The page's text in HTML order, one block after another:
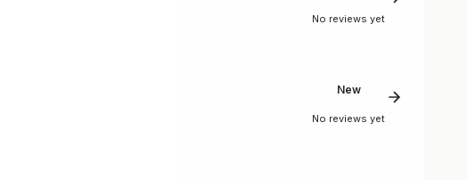
No reviews yet
New
No reviews yet